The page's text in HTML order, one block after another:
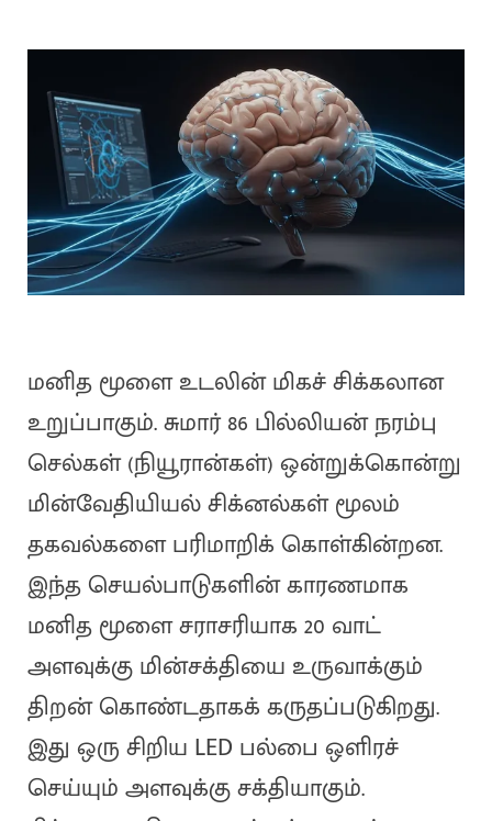
மனித மூளை உடலின் மிகச் சிக்கலான
உறுப்பாகும். சுமார் 86 பில்லியன் நரம்பு
செல்கள் (நியூரான்கள்) ஒன்றுக்கொன்று
மின்வேதியியல் சிக்னல்கள் மூலம்
தகவல்களை பரிமாறிக் கொள்கின்றன.
இந்த செயல்பாடுகளின் காரணமாக
மனித மூளை சராசரியாக 20 வாட்
அளவுக்கு மின்சக்தியை உருவாக்கும்
திறன் கொண்டதாகக் கருதப்படுகிறது.
இது ஒரு சிறிய LED பல்பை ஒளிரச்
செய்யும் அளவுக்கு சக்தியாகும்.